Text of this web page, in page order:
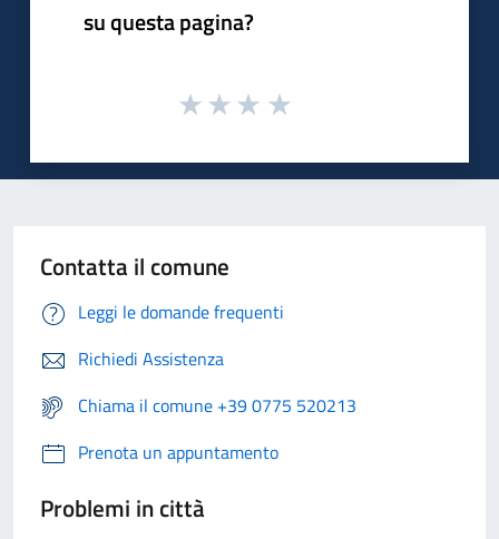
su questa pagina?
Contatta il comune
Leggi le domande frequenti
Richiedi Assistenza
Chiama il comune +39 0775 520213
Prenota un appuntamento
Problemi in città